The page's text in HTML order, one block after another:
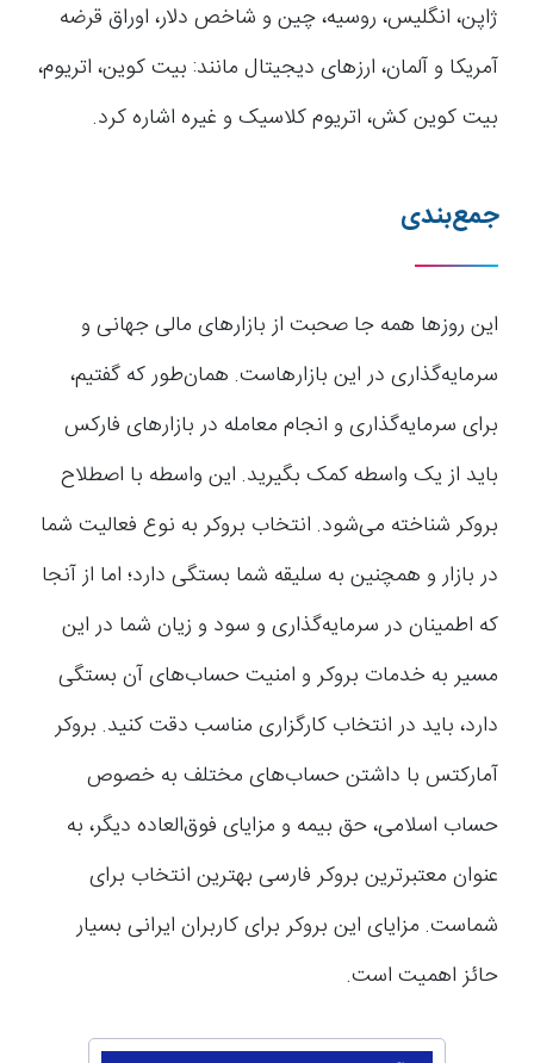
ژاپن، انگلیس، روسیه، چین و شاخص دلار، اوراق قرضه
آمریکا و آلمان، ارزهای دیجیتال مانند: بیت کوین، اتریوم،
بیت کوین کش، اتریوم کلاسیک و غیره اشاره کرد.‌
جمع‌بندی
این روزها همه جا صحبت از بازارهای مالی جهانی و
سرمایه‌گذاری در این بازارهاست. همان‌طور که گفتیم،
برای سرمایه‌گذاری و انجام معامله در بازارهای فارکس
باید از یک واسطه کمک بگیرید. این واسطه با اصطلاح
بروکر شناخته می‌شود. انتخاب بروکر به نوع فعالیت شما
در بازار و همچنین به سلیقه شما بستگی دارد؛ اما از آنجا
که اطمینان در سرمایه‌گذاری و سود و زیان شما در این
مسیر به خدمات بروکر و امنیت حساب‌های آن بستگی
دارد، باید در انتخاب کارگزاری مناسب دقت کنید. بروکر
آمارکتس با داشتن‌ حساب‌های مختلف به خصوص
حساب اسلامی، حق بیمه و مزایای فوق‌العاده دیگر، به
عنوان معتبرترین بروکر فارسی بهترین انتخاب برای
شماست. مزایای این بروکر برای کاربران ایرانی بسیار
حائز اهمیت است.